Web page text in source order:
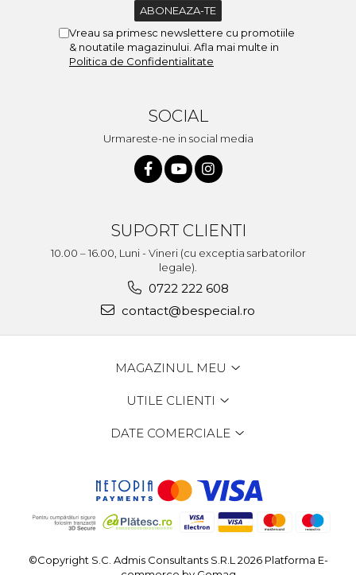
Vreau sa primesc newslettere cu promotiile
& noutatile magazinului. Afla mai multe in
Politica de Confidentialitate
SOCIAL
Urmareste-ne in social media
SUPORT CLIENTI
10.00 – 16.00, Luni - Vineri (cu exceptia sarbatorilor
legale).
0722 222 608
contact@bespecial.ro
MAGAZINUL MEU
UTILE CLIENTI
DATE COMERCIALE
©Copyright S.C. Admis Consultants S.R.L 2026 Platforma E-